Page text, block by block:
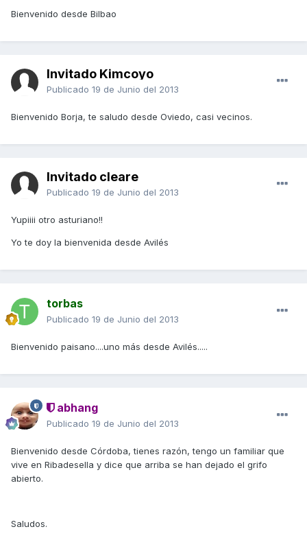
Bienvenido desde Bilbao
Invitado Kimcoyo
Publicado 19 de Junio del 2013
Bienvenido Borja, te saludo desde Oviedo, casi vecinos.
Invitado cleare
Publicado 19 de Junio del 2013
Yupiiii otro asturiano!!
Yo te doy la bienvenida desde Avilés
torbas
Publicado 19 de Junio del 2013
Bienvenido paisano....uno más desde Avilés.....
abhang
Publicado 19 de Junio del 2013
Bienvenido desde Córdoba, tienes razón, tengo un familiar que
vive en Ribadesella y dice que arriba se han dejado el grifo
abierto.
Saludos.